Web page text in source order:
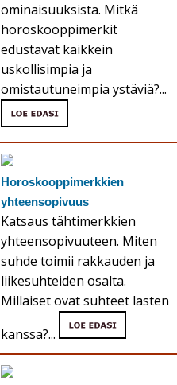
ominaisuuksista. Mitkä
horoskooppimerkit
edustavat kaikkein
uskollisimpia ja
omistautuneimpia ystäviä?...
Horoskooppimerkkien
yhteensopivuus
Katsaus tähtimerkkien
yhteensopivuuteen. Miten
suhde toimii rakkauden ja
liikesuhteiden osalta.
Millaiset ovat suhteet lasten
kanssa?...